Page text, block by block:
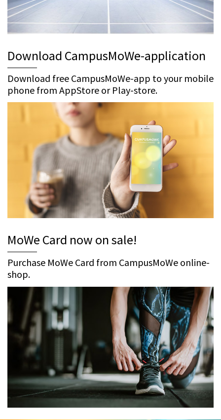
Download CampusMoWe-application
Download free CampusMoWe-app to your mobile
phone from AppStore or Play-store.
MoWe Card now on sale!
Purchase MoWe Card from CampusMoWe online-
shop.